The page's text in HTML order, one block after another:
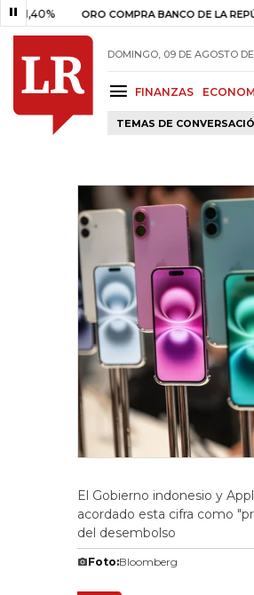
ORO COMPRA BANCO DE LA REPÚBLICA $
DOMINGO, 09 DE AGOSTO
FINANZAS
TEMAS DE
El Gobierno indonesio y
acordado esta cifra como
del desembolso
Foto:Bloomberg